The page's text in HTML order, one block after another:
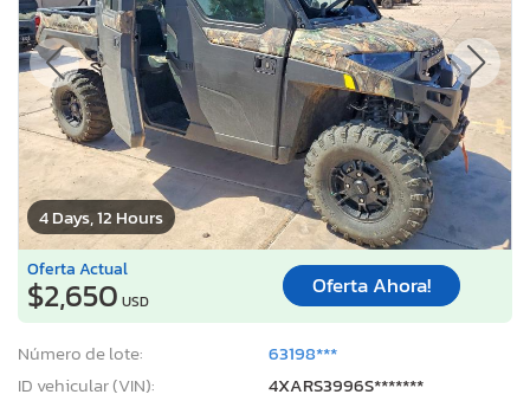
4 Days, 12 Hours
Oferta Actual
$2,650 USD
Oferta Ahora!
Número de lote:
63198***
ID vehicular (VIN):
4XARS3996S*******